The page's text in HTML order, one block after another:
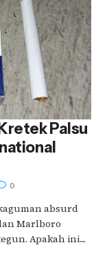
Palsu
0
absurd
Marlboro
Apakah ini....